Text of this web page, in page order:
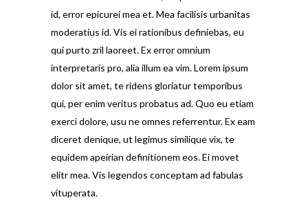
id, error epicurei mea et. Mea facilisis urbanitas
moderatius id. Vis ei rationibus definiebas, eu
qui purto zril laoreet. Ex error omnium
interpretaris pro, alia illum ea vim. Lorem ipsum
dolor sit amet, te ridens gloriatur temporibus
qui, per enim veritus probatus ad. Quo eu etiam
exerci dolore, usu ne omnes referrentur. Ex eam
diceret denique, ut legimus similique vix, te
equidem apeirian definitionem eos. Ei movet
elitr mea. Vis legendos conceptam ad fabulas
vituperata.